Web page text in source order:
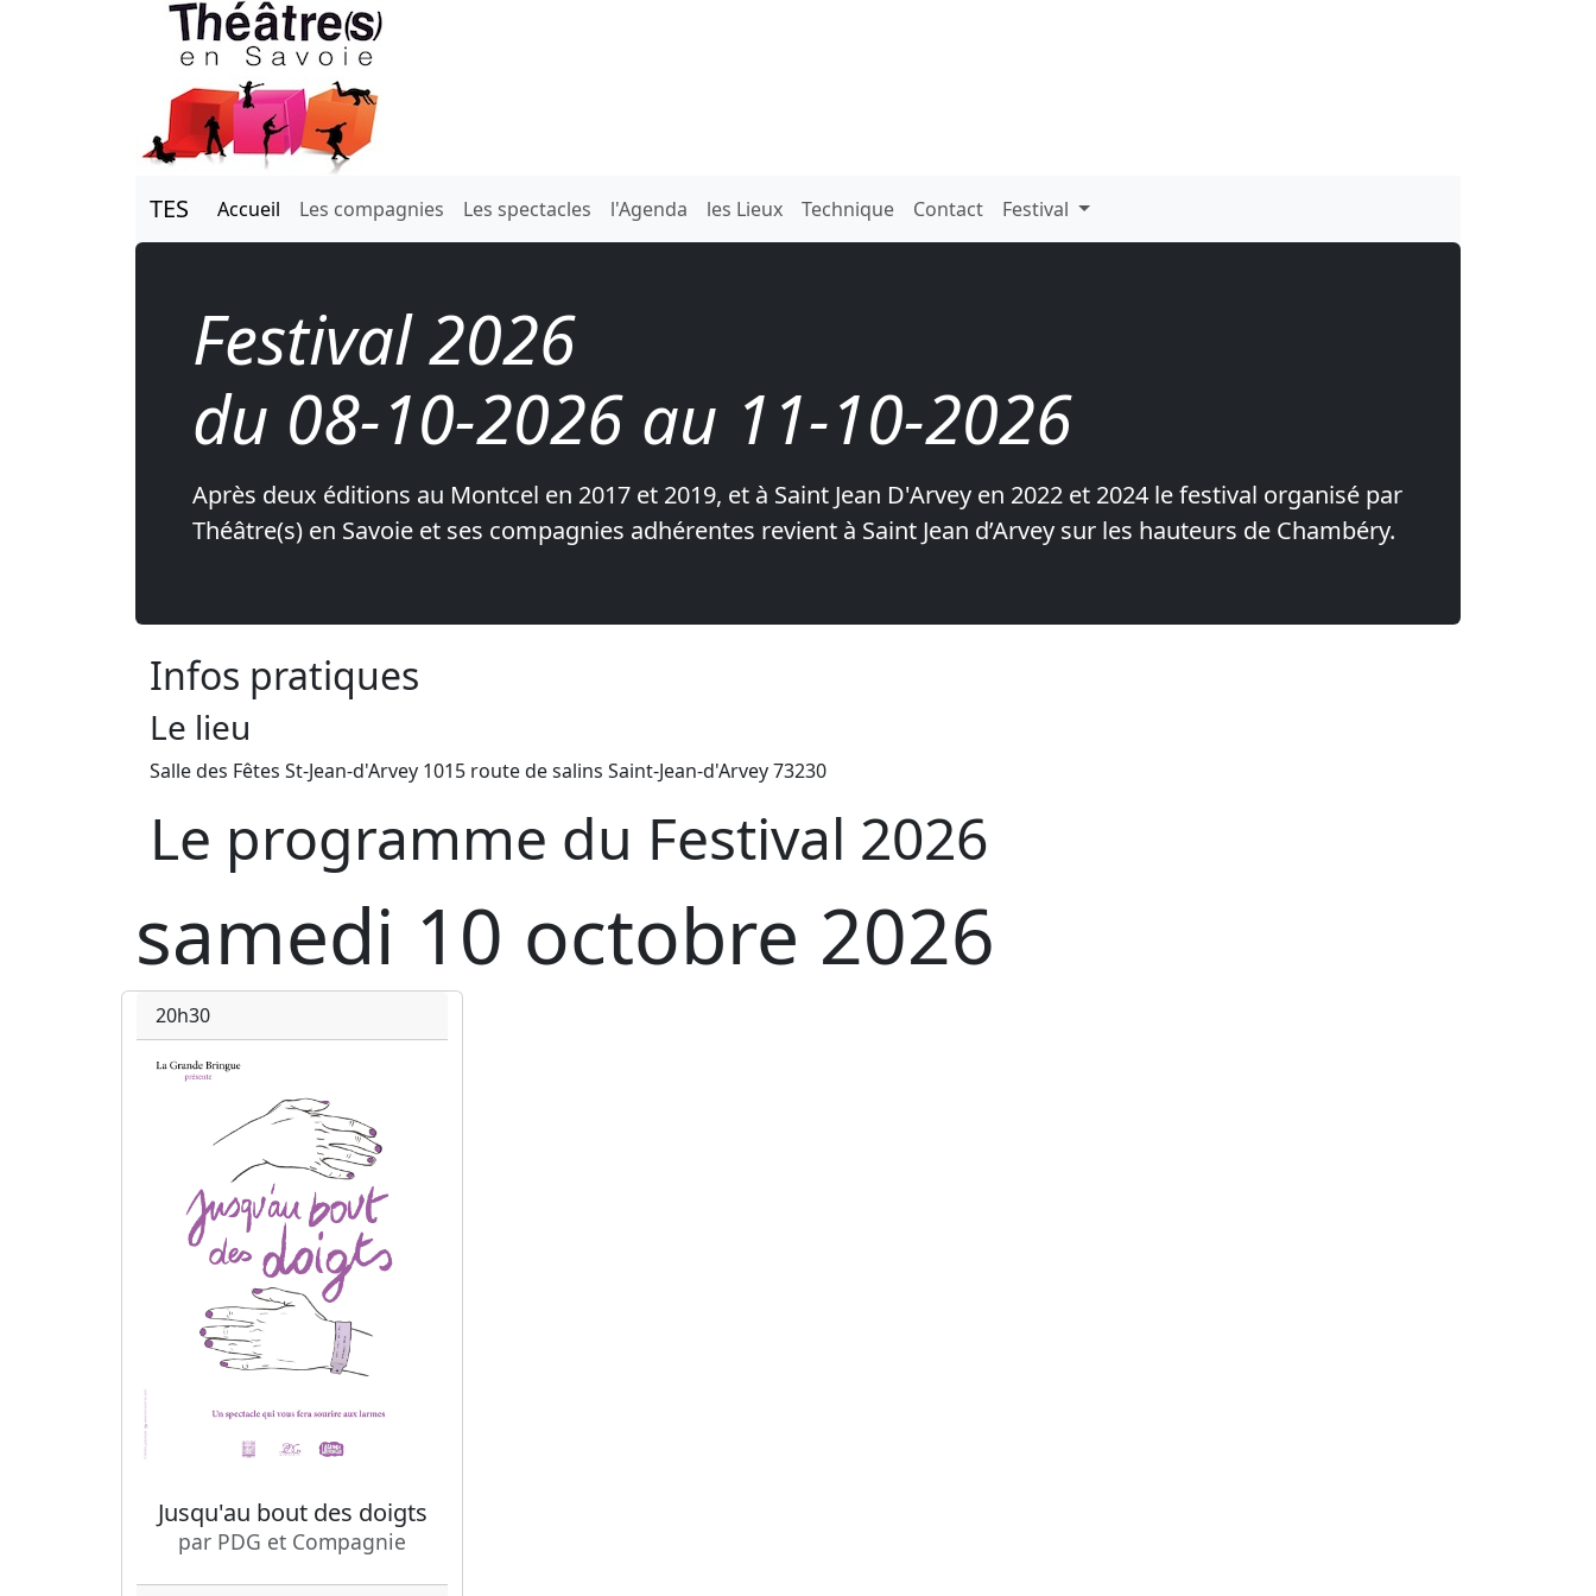
TES Accueil Les compagnies Les spectacles l'Agenda les Lieux Technique Contact Festival
Festival 2026
du 08-10-2026 au 11-10-2026
Après deux éditions au Montcel en 2017 et 2019, et à Saint Jean D'Arvey en 2022 et 2024 le festival organisé par
Théâtre(s) en Savoie et ses compagnies adhérentes revient à Saint Jean d’Arvey sur les hauteurs de Chambéry.
Infos pratiques
Le lieu
Salle des Fêtes St-Jean-d'Arvey 1015 route de salins Saint-Jean-d'Arvey 73230
Le programme du Festival 2026
samedi 10 octobre 2026
20h30
Jusqu'au bout des doigts
par PDG et Compagnie